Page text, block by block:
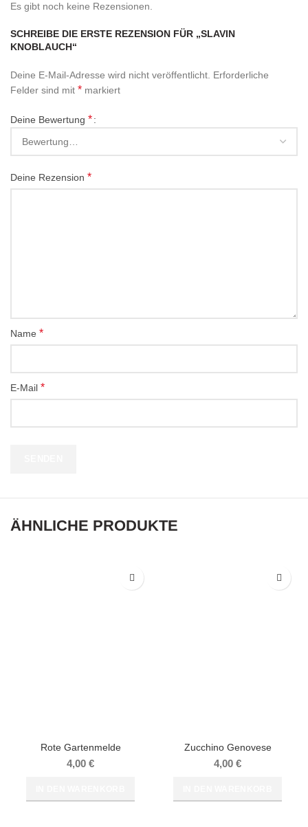
Es gibt noch keine Rezensionen.
SCHREIBE DIE ERSTE REZENSION FÜR „SLAVIN
KNOBLAUCH“
Deine E-Mail-Adresse wird nicht veröffentlicht. Erforderliche
Felder sind mit * markiert
Deine Bewertung *
Deine Rezension *
Name *
E-Mail *
ÄHNLICHE PRODUKTE
Rote Gartenmelde
4,00 €
Zucchino Genovese
4,00 €